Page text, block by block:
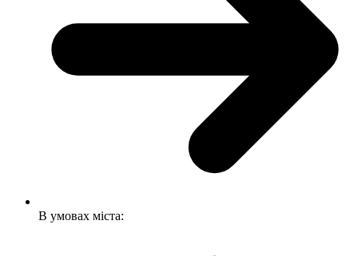
В умовах міста: